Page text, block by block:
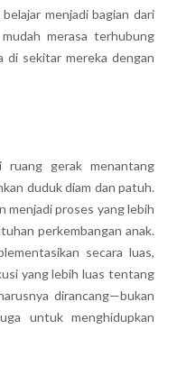
menjadi bagian dari
merasa terhubung
di sekitar mereka dengan
ruang gerak menantang
duduk diam dan patuh.
menjadi proses yang lebih
perkembangan anak.
secara luas,
yang lebih luas tentang
dirancang—bukan
untuk menghidupkan